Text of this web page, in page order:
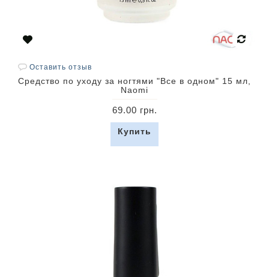
Оставить отзыв
Средство по уходу за ногтями "Все в одном" 15 мл,
Naomi
69.00 грн.
Купить